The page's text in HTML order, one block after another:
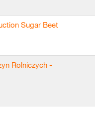
Sugar Beet
Rolniczych -